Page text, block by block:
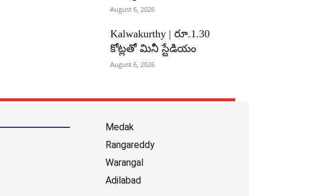
August 6, 2026
Kalwakurthy | రూ.1.30
కోట్లతో మినీ స్టేడియం
August 6, 2026
Medak
Rangareddy
Warangal
Adilabad